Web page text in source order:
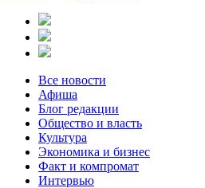
Все новости
Афиша
Блог редакции
Общество и власть
Культура
Экономика и бизнес
Факт и компромат
Интервью